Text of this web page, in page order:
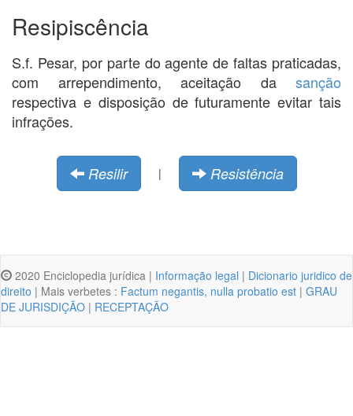
Resipiscência
S.f. Pesar, por parte do agente de faltas praticadas,
com arrependimento, aceitação da sanção
respectiva e disposição de futuramente evitar tais
infrações.
Resilir | Resistência
2020 Enciclopedia jurídica | Informação legal | Dicionario juridico de
direito | Mais verbetes : Factum negantis, nulla probatio est | GRAU
DE JURISDIÇÃO | RECEPTAÇÃO